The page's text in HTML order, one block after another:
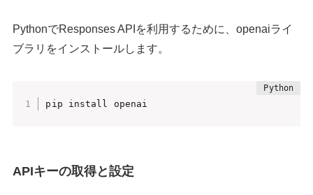
PythonでResponses APIを利用するために、openaiライ
ブラリをインストールします。
pip install openai
APIキーの取得と設定